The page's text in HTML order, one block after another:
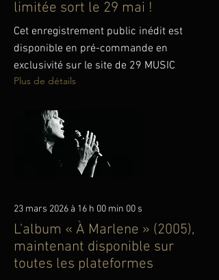
limitée sort le 29 mai !
Cet enregistrement public inédit est
disponible en pré-commande en
exclusivité sur le site de 29 MUSIC
Plus de détails
23 mars 2026 à 16 h 00 min 00 s
L'album « À Marlene » (2005),
maintenant disponible sur
toutes les plateformes